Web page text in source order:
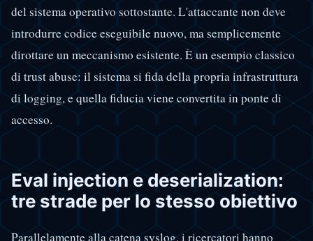
del sistema operativo sottostante. L'attaccante non deve
introdurre codice eseguibile nuovo, ma semplicemente
dirottare un meccanismo esistente. È un esempio classico
di trust abuse: il sistema si fida della propria infrastruttura
di logging, e quella fiducia viene convertita in ponte di
accesso.
Eval injection e deserialization:
tre strade per lo stesso obiettivo
Parallelamente alla catena syslog, i ricercatori hanno